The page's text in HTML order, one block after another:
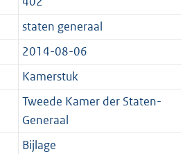
t
e
:
1
K
b
t
t
e
:
1
K
b
staten generaal
2014-08-06
Kamerstuk
Tweede Kamer der Staten-
Generaal
Bijlage